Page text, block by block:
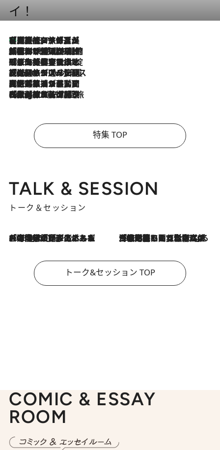
イ！
2026.8.7
【厳選旅コスメ】「多機能アイテムがメイン！」旅好き美容エディターが選んだ夏旅ベストコスメを発表【Mサイズジップ】
2026.8.6
「荷物が増えるほど旅ストレスは増す」美容ジャーナリストがたどり着いた最終結論。“化粧品を劇的に減らす”感動の凝縮美容とは
2026.8.6
「旅先には金髪ウィッグを持参」日本と同じメイクでは損してる!? 美容ジャーナリストが提案する“掟破りの旅美容”とは
2026.8.6
【厳選旅コスメ】「身軽さ＆UV対策重視！」ヘアアーティストshucoが選んだ夏旅ベストコスメを発表【Mサイズジップ】
2026.8.5
【厳選旅コスメ】国内をあちこち移動する河井菜摘が選んだ夏旅ベストコスメ発表！「リラックスアイテムはマスト」【Mサイズジップ】
2026.8.4
【厳選旅コスメ】「紫外線＆乾燥対策しながらメイク感も！」ヘア＆メイクGeorgeが選んだ夏旅ベストコスメを発表！【Mサイズジップ】
特集 TOP
TALK & SESSION
トーク＆セッション
2026.8.3
「今後値上げがあるとすれば…」「リスクがあるのは今年の冬」エネルギー専門家が語る、ホルムズ海峡封鎖が家庭にもたらす“ある心配” 2026.8.3
「住宅建てられない…」「サーチャージ料の高値が続いている」ホルムズ海峡封鎖による影響はいつまで続く？《エネルギー専門家に聞く“どうなる日本の暮らし”》
トーク&セッション TOP
COMIC & ESSAY
ROOM